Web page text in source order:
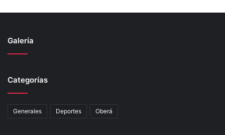
Galería
Categorías
Generales Deportes Oberá